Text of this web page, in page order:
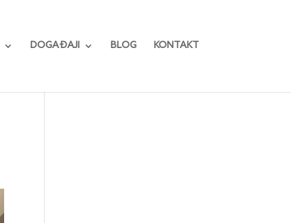
DOGAĐAJI BLOG KONTAKT